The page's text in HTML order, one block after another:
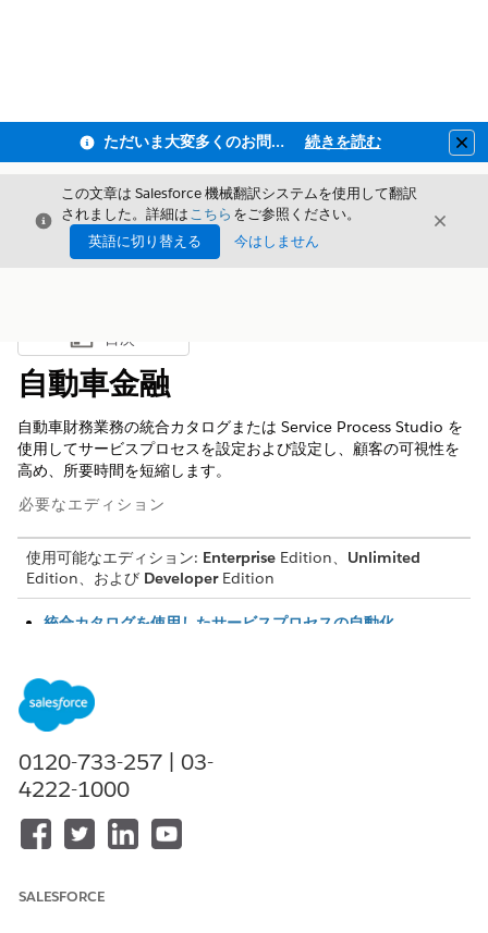
ただいま大変多くのお問い合わせをいただいており、ご連絡までにお時間を頂戴しております 続きを読む
閉じる
この文章は Salesforce 機械翻訳システムを使用して翻訳
されました。詳細はこちら をご参照ください。
英語に切り替える
今はしません
閉じる
目次を表示
目次
自動車金融
自動車財務業務の統合カタログまたは Service Process Studio を
使用してサービスプロセスを設定および設定し、顧客の可視性を
高め、所要時間を短縮します。
必要なエディション
使用可能なエディション: Enterprise Edition、 Unlimited
Edition、および DeveloperEdition
統合カタログを使用したサービスプロセスの自動化
Service Process Studio を使用したサービスプロセスの自動化
Service Process Studio を使用して、自動車財務プロセスのサ
ービスプロセスを設定して管理します。
この記事で問題は解決されましたか?
0120-733-257 | 03-
4222-1000
SALESFORCE